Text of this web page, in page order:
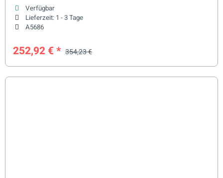
Verfügbar
Lieferzeit: 1 - 3 Tage
A5686
252,92 €* 354,23 €